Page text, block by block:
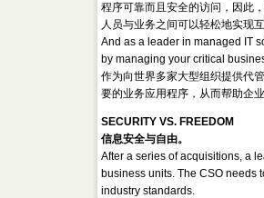
程序可靠而且安全的访问，因此
人员与业务之间可以轻松地实现互
And as a leader in managed IT
by managing your critical
作为向世界多家大型组织提供代
要的业务应用程序，从而帮助企
SECURITY VS. FREEDOM
信息安全与自由。
After a series of acquisitions, a
business units. The CSO needs
industry standards.